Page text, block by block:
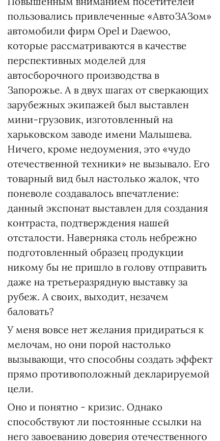
пользовались привлеченные «АвтоЗАЗом»
автомобили фирм Opel и Daewoo,
которые рассматриваются в качестве
перспективных моделей для
автосборочного производства в
Запорожье. А в двух шагах от сверкающих
зарубежных экипажей был выставлен
мини-грузовик, изготовленный на
харьковском заводе имени Малышева.
Ничего, кроме недоумения, это «чудо
отечественной техники» не вызывало. Его
товарный вид был настолько жалок, что
поневоле создавалось впечатление:
данный экспонат выставлен для создания
контраста, подтверждения нашей
отсталости. Наверняка столь небрежно
подготовленный образец продукции
никому бы не пришло в голову отправить
даже на третьеразрядную выставку за
рубеж. А своих, выходит, незачем
баловать?
У меня вовсе нет желания придираться к
мелочам, но они порой настолько
вызывающи, что способны создать эффект
прямо противоположный декларируемой
цели.
Оно и понятно - кризис. Однако
способствуют ли постоянные ссылки на
него завоеванию доверия отечественного